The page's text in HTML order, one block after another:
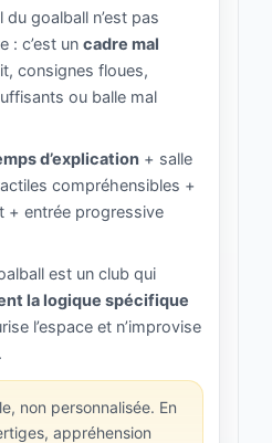
goalball n’est pas
: c’est un cadre mal
consignes floues,
ou balle mal
d’explication + salle
compréhensibles +
+ entrée progressive
est un club qui
la logique spécifique
l’espace et n’improvise
non personnalisée. En
appréhension